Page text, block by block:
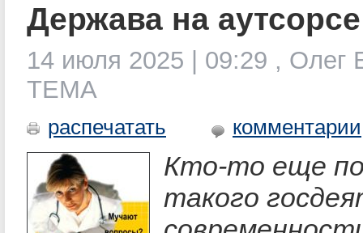
Держава на аутсорсе
14 июля 2025 | 09:29 , Олег
ТЕМА
распечатать комментарии
Кто-то еще
такого